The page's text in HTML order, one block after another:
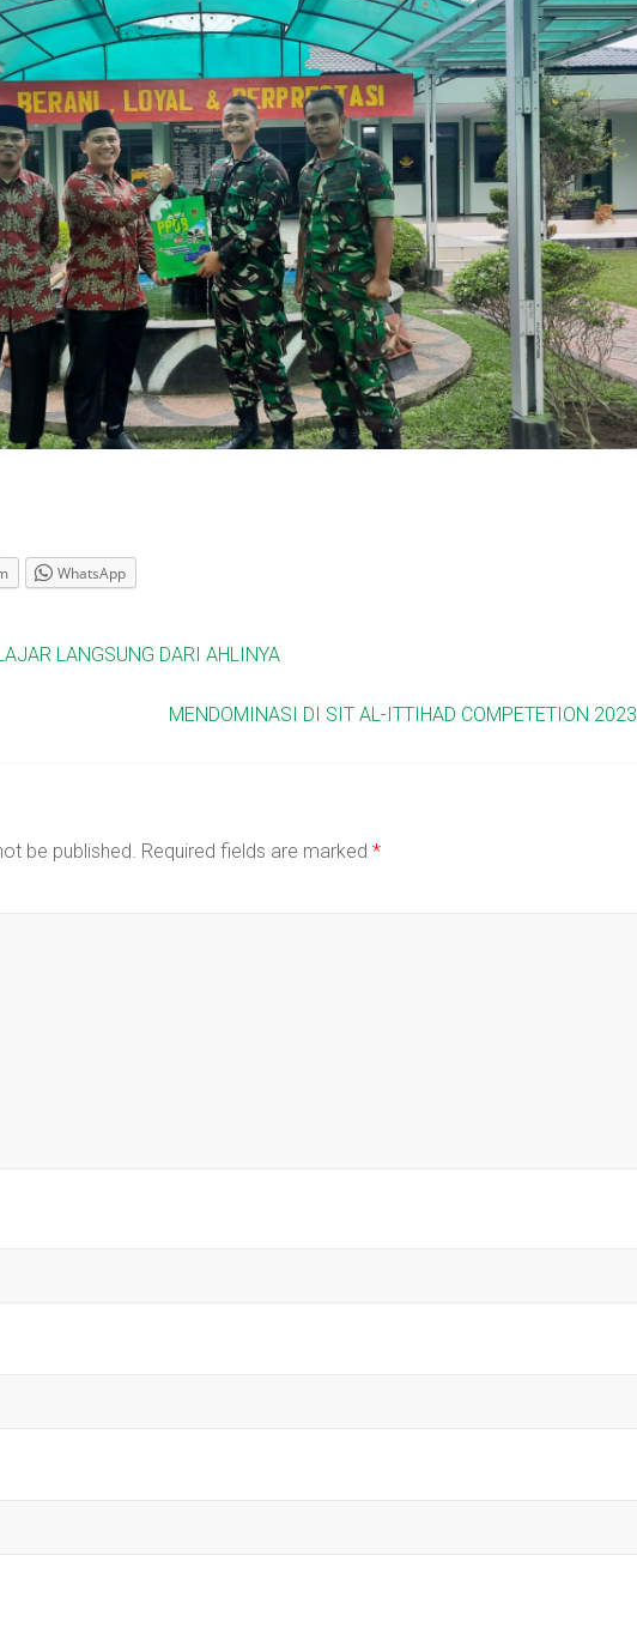
WhatsApp
LANGSUNG DARI AHLINYA
MENDOMINASI DI SIT AL-ITTIHAD COMPETETION 2023
be published. Required fields are marked *